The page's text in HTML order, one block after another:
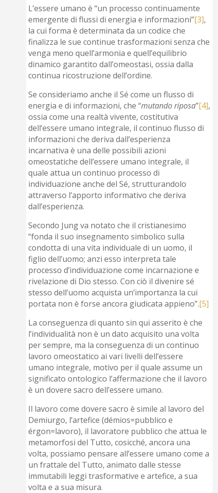
L’essere umano è “un processo continuamente
emergente di flussi di energia e informazioni”[3],
la cui forma è determinata da un codice che
finalizza le sue continue trasformazioni senza che
venga meno quell’armonia e quell’equilibrio
dinamico garantito dall’omeostasi, ossia dalla
continua ricostruzione dell’ordine.
Se consideriamo anche il Sé come un flusso di
energia e di informazioni, che “mutando riposa”[4],
ossia come una realtà vivente, costitutiva
dell’essere umano integrale, il continuo flusso di
informazioni che deriva dall’esperienza
incarnativa è una delle possibili azioni
omeostatiche dell’essere umano integrale, il
quale attua un continuo processo di
individuazione anche del Sé, strutturandolo
attraverso l’apporto informativo che deriva
dall’esperienza.
Secondo Jung va notato che il cristianesimo
“fonda il suo insegnamento simbolico sulla
condotta di una vita individuale di un uomo, il
figlio dell’uomo; anzi esso interpreta tale
processo d’individuazione come incarnazione e
rivelazione di Dio stesso. Con ciò il divenire sé
stesso dell’uomo acquista un’importanza la cui
portata non è forse ancora giudicata appieno”.[5]
La conseguenza di quanto sin qui asserito è che
l’individualità non è un dato acquisito una volta
per sempre, ma la conseguenza di un continuo
lavoro omeostatico ai vari livelli dell’essere
umano integrale, motivo per il quale assume un
significato ontologico l’affermazione che il lavoro
è un dovere sacro dell’essere umano.
Il lavoro come dovere sacro è simile al lavoro del
Demiurgo, l’artefice (démios=pubblico e
érgon=lavoro), il lavoratore pubblico che attua le
metamorfosi del Tutto, cosicché, ancora una
volta, possiamo pensare all’essere umano come a
un frattale del Tutto, animato dalle stesse
immutabili leggi trasformative e artefice, a sua
volta e a sua misura.